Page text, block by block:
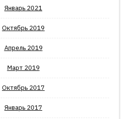
Январь 2021
Октябрь 2019
Апрель 2019
Март 2019
Октябрь 2017
Январь 2017